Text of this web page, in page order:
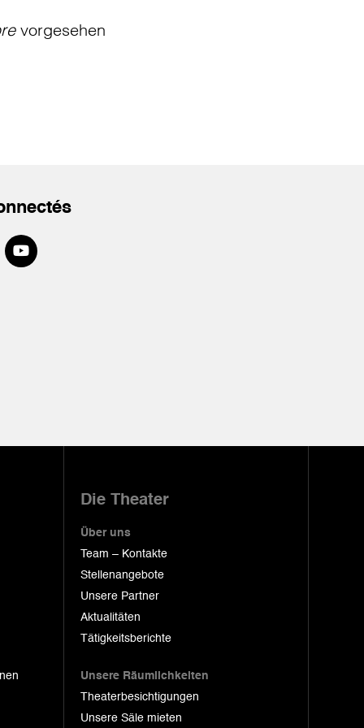
vorgesehen
Die Theater
Über uns
Team – Kontakte
Stellenangebote
Unsere Partner
Aktualitäten
Tätigkeitsberichte
Unsere Räumlichkeiten
Theaterbesichtigungen
Unsere Säle mieten